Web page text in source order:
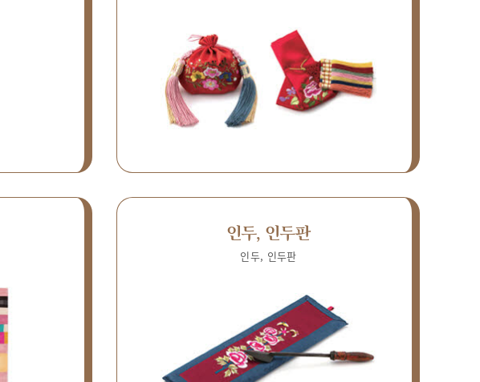
인두, 인두판
인두, 인두판